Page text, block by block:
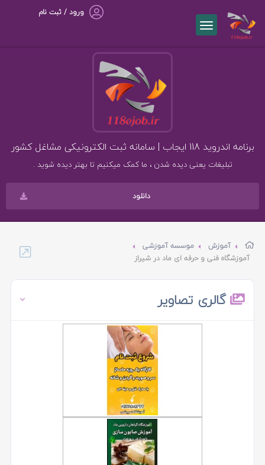
ورود / ثبت نام
برنامه اندروید 118 ایجاب | سامانه ثبت الکترونیکی مشاغل کشور
تبلیغات یعنی دیده شدن ، ما کمک میکنیم تا بهتر دیده شوید .
دانلود
آموزش
موسسه آموزشی
آموزشگاه فنی و حرفه ای ماد در شیراز
گالری تصاویر